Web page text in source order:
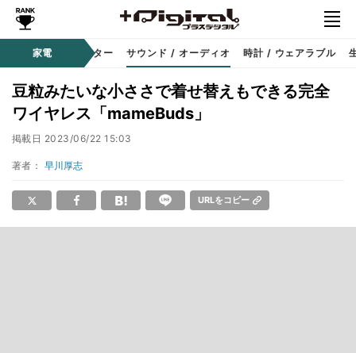
家電プロジェクター サウンド / オーディオ 時計 / ウェアラブル
豆粒みたいな小ささで着せ替えもできる完全
ワイヤレス「mameBuds」
掲載日 2023/06/22 15:03
著者： 早川厚志
URLをコピー